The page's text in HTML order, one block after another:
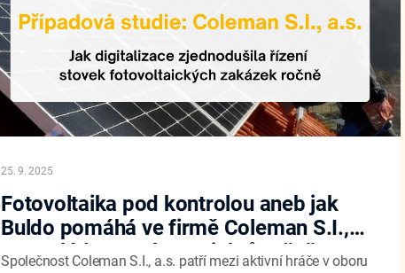
25. 9. 2025
Fotovoltaika pod kontrolou aneb jak
Buldo pomáhá ve firmě Coleman S.I.,
a.s. zvládat stovky projektů ročně
Společnost Coleman S.I., a.s. patří mezi aktivní hráče v oboru